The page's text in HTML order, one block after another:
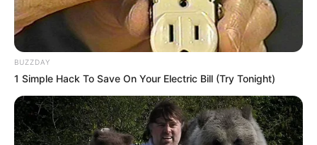
BUZZDAY
1 Simple Hack To Save On Your Electric Bill (Try Tonight)